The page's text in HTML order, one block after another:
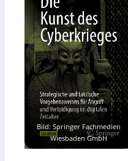
Bild: Springer Fachmedien
Wiesbaden GmbH